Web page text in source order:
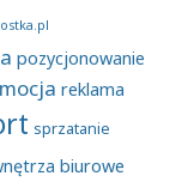
pozycjonowanie
reklama
sprzatanie
biurowe